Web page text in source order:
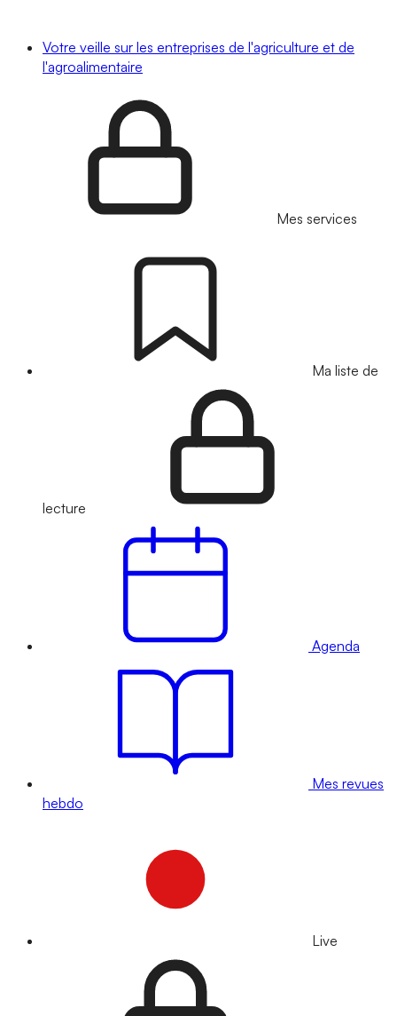
Votre veille sur les entreprises de l'agriculture et de
l'agroalimentaire
Mes services
Ma liste de
lecture
Agenda
Mes revues
hebdo
Live